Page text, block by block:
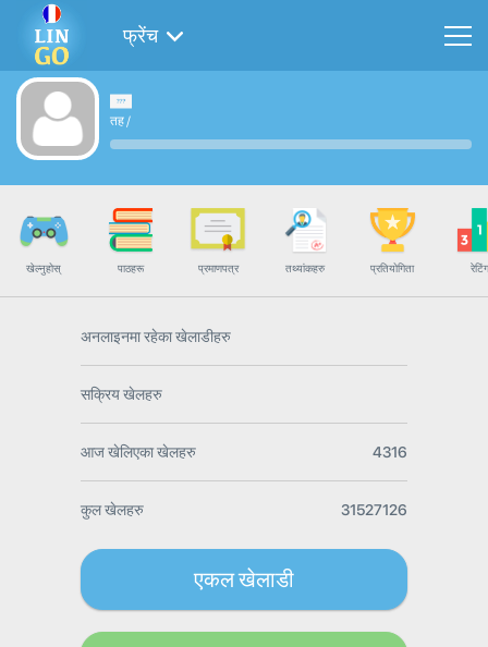
फ्रेंच
तह/
खेल्नुहोस् पाठहरू प्रमाणपत्र तथ्यांकहरु प्रतियोगिता रेटिंग
अनलाइनमा रहेका खेलाडीहरु
सक्रिय खेलहरु
आज खेलिएका खेलहरु 4316
कुल खेलहरु 31527126
एकल खेलाडी